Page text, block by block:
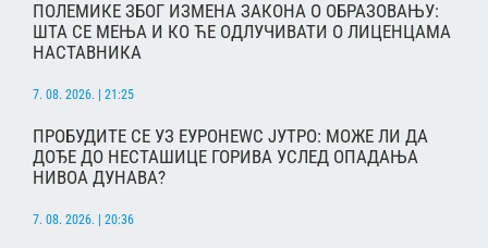
ПОЛЕМИКЕ ЗБОГ ИЗМЕНА ЗАКОНА О ОБРАЗОВАЊУ:
ШТА СЕ МЕЊА И КО ЋЕ ОДЛУЧИВАТИ О ЛИЦЕНЦАМА
НАСТАВНИКА
7. 08. 2026. | 21:25
ПРОБУДИТЕ СЕ УЗ ЕУРОНЕWС ЈУТРО: МОЖЕ ЛИ ДА
ДОЂЕ ДО НЕСТАШИЦЕ ГОРИВА УСЛЕД ОПАДАЊА
НИВОА ДУНАВА?
7. 08. 2026. | 20:36